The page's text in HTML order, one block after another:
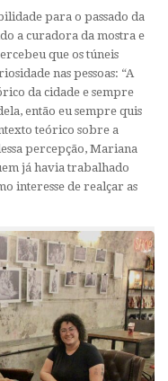
para o passado da
a curadora da mostra e
que os túneis
nas pessoas: “A
da cidade e sempre
então eu sempre quis
teórico sobre a
percepção, Mariana
já havia trabalhado
interesse de realçar as